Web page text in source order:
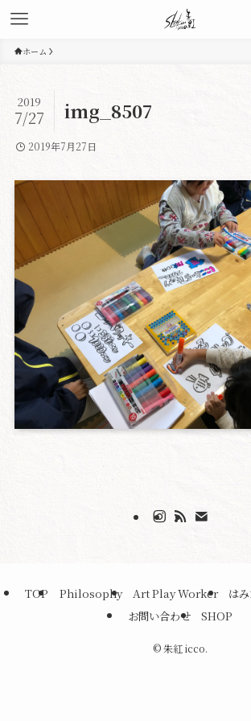
ホーム
img_8507
2019
7/27
2019年7月27日
TOP Philosophy Art Play Worker は
お問い合わせ
SHOP
©朱紅 icco.